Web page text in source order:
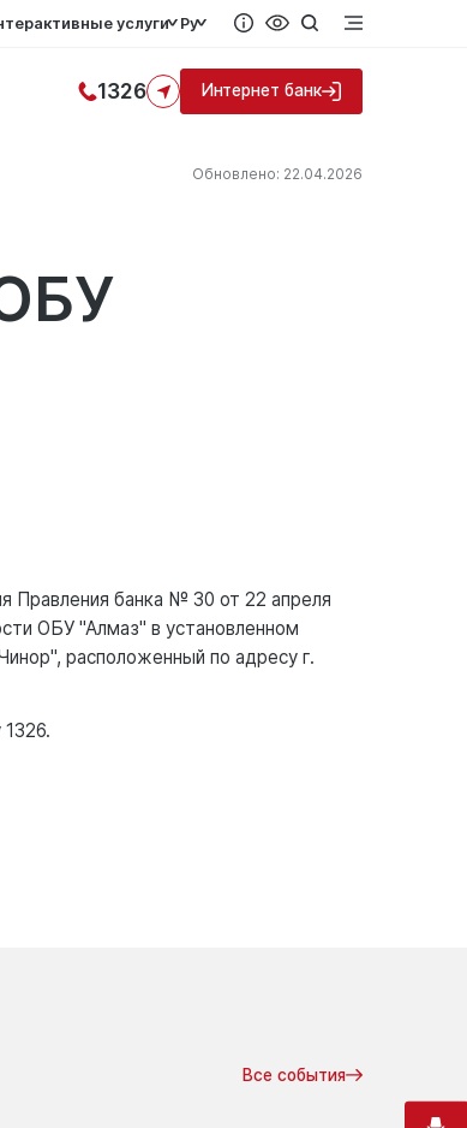
услуги Ру
1326 Интернет банк
Обновлено: 22.04.2026
Правления банка № 30 от 22 апреля
ОБУ "Алмаз" в установленном
расположенный по адресу г.
Все события